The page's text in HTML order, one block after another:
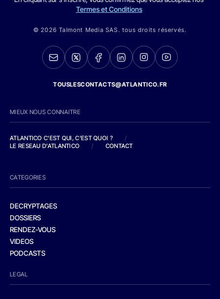
Termes et Conditions
© 2026 Talmont Media SAS. tous droits réservés.
TOUSLESCONTACTS@ATLANTICO.FR
MIEUX NOUS CONNAITRE
ATLANTICO C'EST QUI, C'EST QUOI ?
/
LE RESEAU D'ATLANTICO
/ CONTACT
CATEGORIES
DECRYPTAGES
DOSSIERS
RENDEZ-VOUS
VIDEOS
PODCASTS
LEGAL